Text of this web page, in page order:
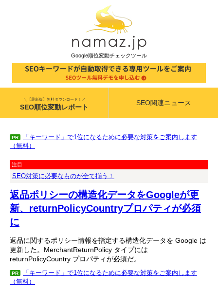
Google順位変動チェックツール
＼【最新版】無料ダウンロード！／
SEO順位変動レポート
SEO関連ニュース
PR
「キーワード」で1位になるために必要な対策をご案内します
（無料）
注目
SEO対策に必要なものが全て揃う！
返品ポリシーの構造化データをGoogleが更
新、returnPolicyCountryプロパティが必須
に
返品に関するポリシー情報を指定する構造化データを Google は
更新した。MerchantReturnPolicy タイプには
returnPolicyCountry プロパティが必須だ。
PR
「キーワード」で1位になるために必要な対策をご案内します
（無料）